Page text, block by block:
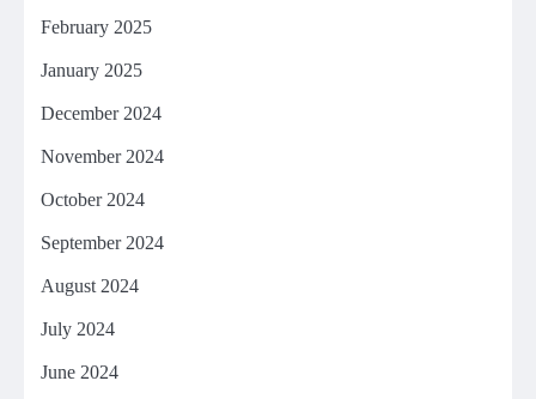
February 2025
January 2025
December 2024
November 2024
October 2024
September 2024
August 2024
July 2024
June 2024